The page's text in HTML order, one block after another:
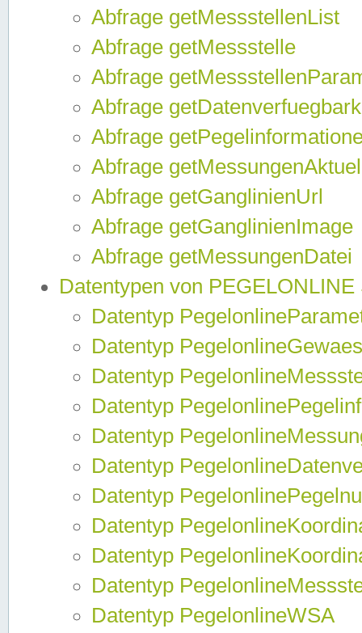
Abfrage getMessstellenList
Abfrage getMessstelle
Abfrage
Abfrage
Abfrage
Abfrage
Abfrage getGanglinienUrl
Abfrage getGanglinienImage
Abfrage getMessungenDatei
Datentypen von
Datentyp
Datentyp
Datentyp
Datentyp
Datentyp
Datentyp
Datentyp
Datentyp
Datentyp
Datentyp
Datentyp PegelonlineWSA